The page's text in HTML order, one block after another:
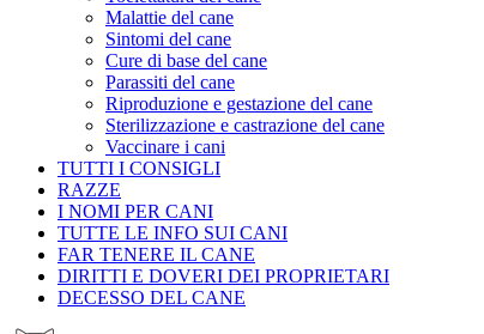
Malattie del cane
Sintomi del cane
Cure di base del cane
Parassiti del cane
Riproduzione e gestazione del cane
Sterilizzazione e castrazione del cane
Vaccinare i cani
TUTTI I CONSIGLI
RAZZE
I NOMI PER CANI
TUTTE LE INFO SUI CANI
FAR TENERE IL CANE
DIRITTI E DOVERI DEI PROPRIETARI
DECESSO DEL CANE